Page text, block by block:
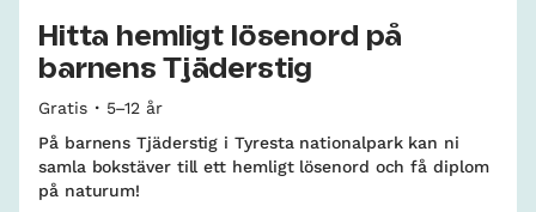
Hitta hemligt lösenord på
barnens Tjäderstig
Gratis
5–12 år
På barnens Tjäderstig i Tyresta nationalpark kan ni
samla bokstäver till ett hemligt lösenord och få diplom
på naturum!